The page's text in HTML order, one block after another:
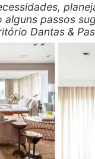
passos
Dantas &